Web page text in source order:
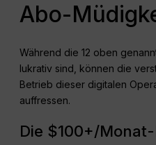
Abo-
Während die 12 oben
lukrativ sind, können die
Betrieb dieser digitalen
auffressen.
Die $100+/